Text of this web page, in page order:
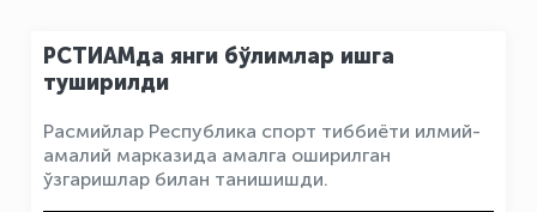
РСТИАМда янги бўлимлар ишга
туширилди
Расмийлар Республика спорт тиббиёти илмий-
амалий марказида амалга оширилган
ўзгаришлар билан танишишди.